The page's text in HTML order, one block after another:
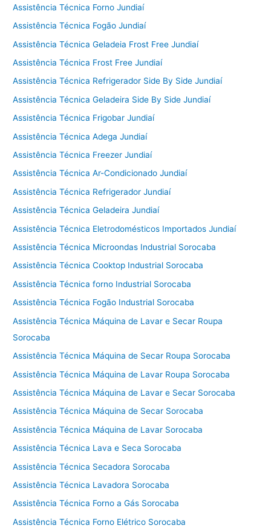
Assistência Técnica Forno Jundiaí
Assistência Técnica Fogão Jundiaí
Assistência Técnica Geladeia Frost Free Jundiaí
Assistência Técnica Frost Free Jundiaí
Assistência Técnica Refrigerador Side By Side Jundiaí
Assistência Técnica Geladeira Side By Side Jundiaí
Assistência Técnica Frigobar Jundiaí
Assistência Técnica Adega Jundiaí
Assistência Técnica Freezer Jundiaí
Assistência Técnica Ar-Condicionado Jundiaí
Assistência Técnica Refrigerador Jundiaí
Assistência Técnica Geladeira Jundiaí
Assistência Técnica Eletrodomésticos Importados Jundiaí
Assistência Técnica Microondas Industrial Sorocaba
Assistência Técnica Cooktop Industrial Sorocaba
Assistência Técnica forno Industrial Sorocaba
Assistência Técnica Fogão Industrial Sorocaba
Assistência Técnica Máquina de Lavar e Secar Roupa
Sorocaba
Assistência Técnica Máquina de Secar Roupa Sorocaba
Assistência Técnica Máquina de Lavar Roupa Sorocaba
Assistência Técnica Máquina de Lavar e Secar Sorocaba
Assistência Técnica Máquina de Secar Sorocaba
Assistência Técnica Máquina de Lavar Sorocaba
Assistência Técnica Lava e Seca Sorocaba
Assistência Técnica Secadora Sorocaba
Assistência Técnica Lavadora Sorocaba
Assistência Técnica Forno a Gás Sorocaba
Assistência Técnica Forno Elétrico Sorocaba